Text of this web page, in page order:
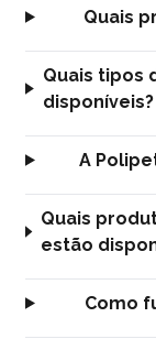
Quais
Quais tipos
disponíveis?
A
Quais
estão
Como